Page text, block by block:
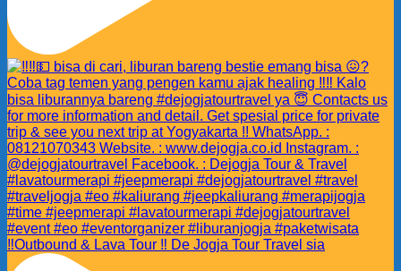
‼️Outbound & Lava Tour ‼️ De Jogja Tour Travel sia